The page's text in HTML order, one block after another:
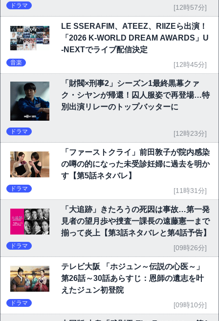
ドラマ [12時57分]
LE SSERAFIM、ATEEZ、RIIZEら出演！
「2026 K-WORLD DREAM AWARDS」U
-NEXTでライブ配信決定
音楽 [12時45分]
「財閥×刑事2」シーズン1最終黒幕クァ
ク・シヤンが帰還！囚人服姿で再登場…特
別出演リレーのトップバッターに
ドラマ [12時23分]
「ファーストクライ」前田敦子が院内感染
の噂の的になった未受診妊婦に過去を明か
す【第5話ネタバレ】
ドラマ [11時31分]
「大追跡」きたろうの死因は事故…第一発
見者の望月歩や捜査一課長の遠藤憲一まで
揃って炎上【第3話ネタバレと第4話予告】
ドラマ [09時26分]
テレビ大阪 「ホジュン～伝説の心医～」
第26話～30話あらすじ：恩師の遺志を叶
えたジュン初登院
ドラマ [09時10分]